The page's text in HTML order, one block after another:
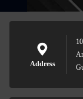
Address